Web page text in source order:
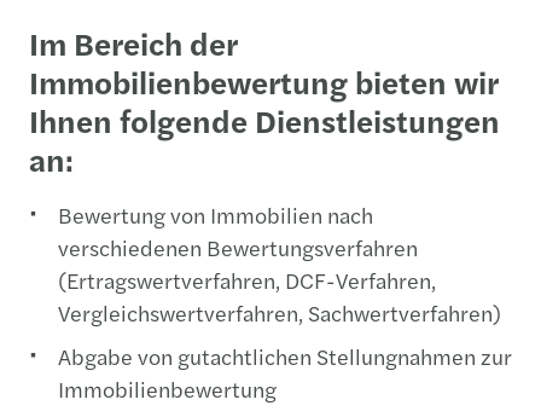
Im Bereich der
Immobilienbewertung bieten wir
Ihnen folgende Dienstleistungen
an:
Bewertung von Immobilien nach
verschiedenen Bewertungsverfahren
(Ertragswertverfahren, DCF-Verfahren,
Vergleichswertverfahren, Sachwertverfahren)
Abgabe von gutachtlichen Stellungnahmen zur
Immobilienbewertung